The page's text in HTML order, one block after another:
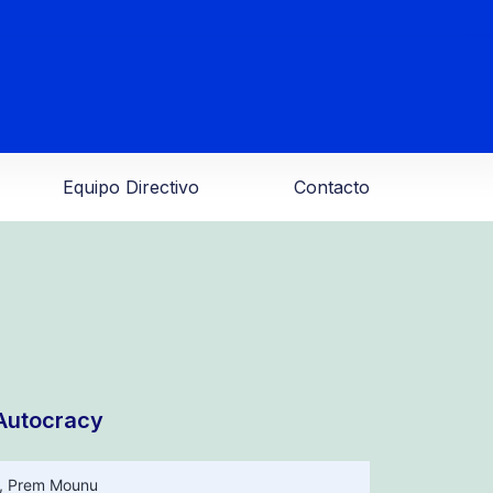
Equipo Directivo Contacto
Prem Mounu